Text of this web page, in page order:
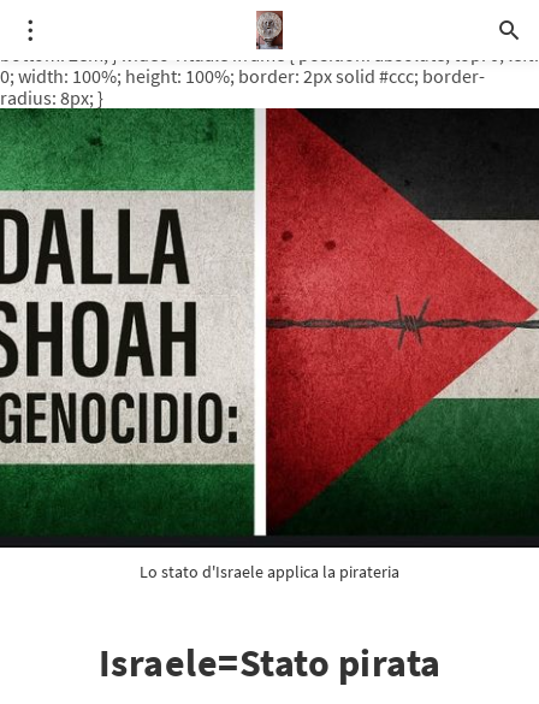
.video-rituale { position: relative; padding-bottom: 56.25%; /* 16:9
ratio */ height: 0; overflow: hidden; margin-top: 3em; margin-
bottom: 2em; } .video-rituale iframe { position: absolute; top: 0; left:
0; width: 100%; height: 100%; border: 2px solid #ccc; border-
radius: 8px; }
Lo stato d'Israele applica la pirateria
Israele=Stato pirata